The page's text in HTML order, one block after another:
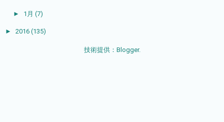
► 1月 (7)
► 2016 (135)
技術提供： Blogger.